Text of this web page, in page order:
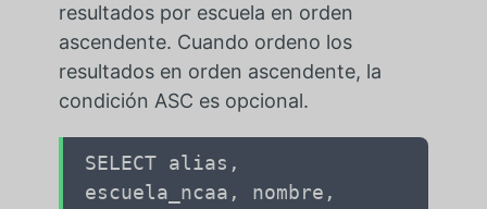
resultados por escuela en orden
ascendente. Cuando ordeno los
resultados en orden ascendente, la
condición ASC es opcional.
SELECT alias,
escuela_ncaa, nombre,